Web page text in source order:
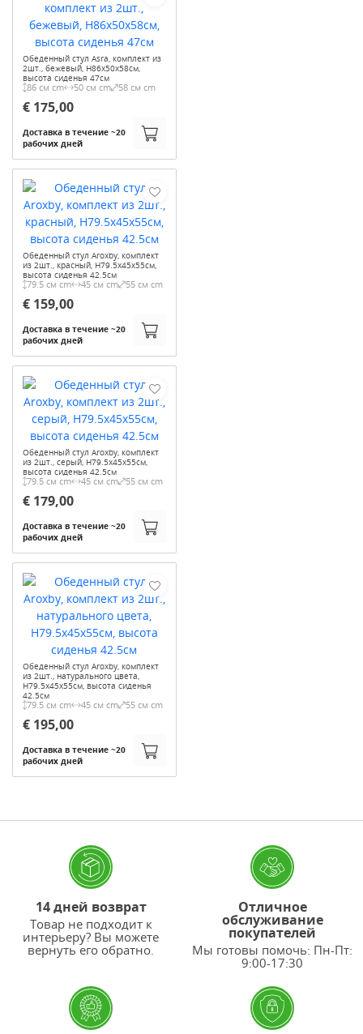
Обеденный стул Asra, комплект из
2шт., бежевый, H86x50x58см,
высота сиденья 47см
86 см cm 50 см cm 58 см cm
€ 175,00
Доставка в течение ~20
рабочих дней
Обеденный стул Aroxby, комплект
из 2шт., красный, H79.5x45x55см,
высота сиденья 42.5см
79.5 см cm 45 см cm 55 см cm
€ 159,00
Доставка в течение ~20
рабочих дней
Обеденный стул Aroxby, комплект
из 2шт., серый, H79.5x45x55см,
высота сиденья 42.5см
79.5 см cm 45 см cm 55 см cm
€ 179,00
Доставка в течение ~20
рабочих дней
Обеденный стул Aroxby, комплект
из 2шт., натурального цвета,
H79.5x45x55см, высота сиденья
42.5см
79.5 см cm 45 см cm 55 см cm
€ 195,00
Доставка в течение ~20
рабочих дней
14 дней возврат
Товар не подходит к
интерьеру? Вы можете
вернуть его обратно.
Отличное
обслуживание
покупателей
Мы готовы помочь: Пн-Пт:
9:00-17:30